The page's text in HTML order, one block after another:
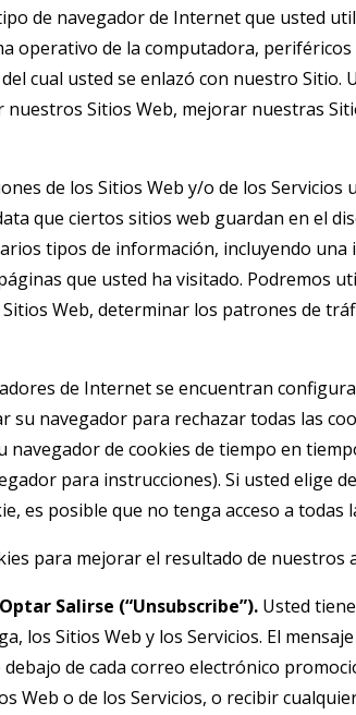
de navegador de Internet que usted
operativo de la computadora,
cual usted se enlazó con nuestro
Sitios Web, mejorar nuestras
de los Sitios Web y/o de los Servicios
que ciertos sitios web guardan en el
tipos de información, incluyendo una
que usted ha visitado. Podremos
Web, determinar los patrones de
de Internet se encuentran
su navegador para rechazar todas las
navegador de cookies de tiempo en
para instrucciones). Si usted elige
es posible que no tenga acceso a todas
para mejorar el resultado de nuestros
Salirse (“Unsubscribe”).Usted
los Sitios Web y los Servicios. El
de cada correo electrónico
Web o de los Servicios, o recibir